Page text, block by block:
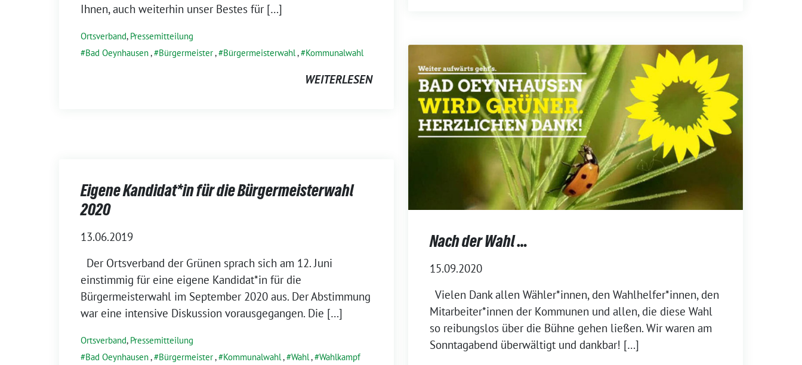
Ihnen, auch weiterhin unser Bestes für […]
Ortsverband, Pressemitteilung
Bad Oeynhausen, Bürgermeister, Bürgermeisterwahl, Kommunalwahl
WEITERLESEN
Nach der Wahl …
15.09.2020
Vielen Dank allen Wähler*innen, den Wahlhelfer*innen, den
Mitarbeiter*innen der Kommunen und allen, die diese Wahl
so reibungslos über die Bühne gehen ließen. Wir waren am
Sonntagabend überwältigt und dankbar! […]
Eigene Kandidat*in für die Bürgermeisterwahl
2020
13.06.2019
Der Ortsverband der Grünen sprach sich am 12. Juni
einstimmig für eine eigene Kandidat*in für die
Bürgermeisterwahl im September 2020 aus. Der Abstimmung
war eine intensive Diskussion vorausgegangen. Die […]
Ortsverband, Pressemitteilung
Bad Oeynhausen, Bürgermeister, Kommunalwahl, Wahl, Wahlkampf